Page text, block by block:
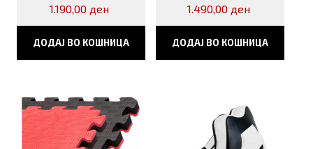
1.190,00 ден
ДОДАЈ ВО КОШНИЦА
1.490,00 ден
ДОДАЈ ВО КОШНИЦА